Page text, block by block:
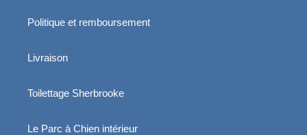
Politique et remboursement
Livraison
Toilettage Sherbrooke
Le Parc à Chien intérieur